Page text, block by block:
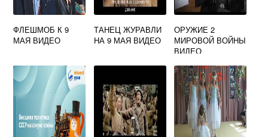
ФЛЕШМОБ К 9
МАЯ ВИДЕО
ТАНЕЦ ЖУРАВЛИ
НА 9 МАЯ ВИДЕО
ОРУЖИЕ 2
МИРОВОЙ ВОЙНЫ
ВИДЕО
СЕРИИ